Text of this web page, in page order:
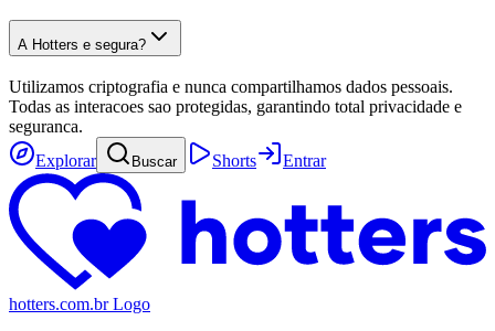
A Hotters e segura?
Utilizamos criptografia e nunca compartilhamos dados pessoais.
Todas as interacoes sao protegidas, garantindo total privacidade e
seguranca.
Explorar
Buscar Shorts Entrar
hotters.com.br Logo